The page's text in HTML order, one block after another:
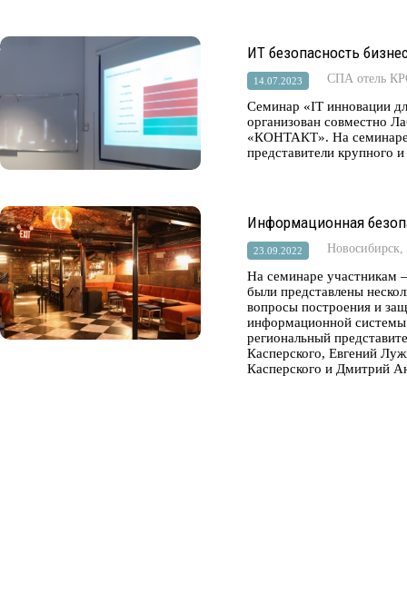
ИТ безопасность
14.07.2023 СПА отель
Cеминар «IT инновации
организован совместно
«КОНТАКТ». На семинаре
представители крупного
Информационная
23.09.2022
На семинаре участникам
были представлены
вопросы построения и
информационной
региональный
Касперского, Евгений
Касперского и Дмитрий